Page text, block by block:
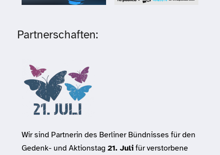
Partnerschaften:
Wir sind Partnerin des Berliner Bündnisses für den
Gedenk- und Aktionstag 21. Julifür verstorbene